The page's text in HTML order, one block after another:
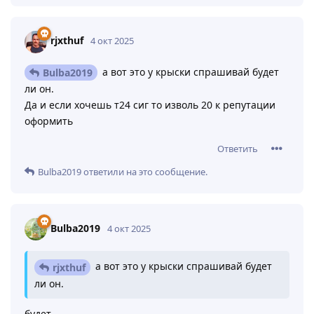
rjxthuf 4 окт 2025
Bulba2019
а вот это у крыски спрашивай будет
ли он.
Да и если хочешь т24 сиг то изволь 20 к репутации
оформить
Ответить
Bulba2019ответили на это сообщение.
Bulba2019 4 окт 2025
rjxthuf
а вот это у крыски спрашивай будет
ли он.